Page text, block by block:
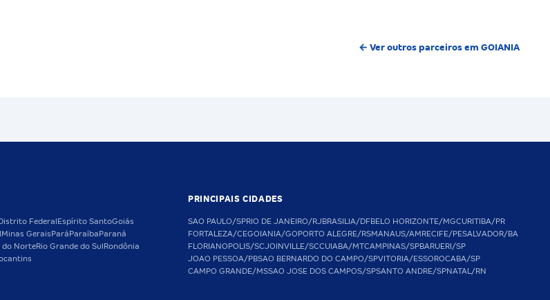
← Ver outros parceiros em GOIANIA
FederalEspírito SantoGoiás
Minas GeraisParáParaíbaParaná
do NorteRio Grande do SulRondônia
PRINCIPAIS CIDADES
SAO PAULO/SPRIO DE JANEIRO/RJBRASILIA/DFBELO HORIZONTE/MGCURITIBA/PR
FORTALEZA/CEGOIANIA/GOPORTO ALEGRE/RSMANAUS/AMRECIFE/PESALVADOR/BA
FLORIANOPOLIS/SCJOINVILLE/SCCUIABA/MTCAMPINAS/SPBARUERI/SP
JOAO PESSOA/PBSAO BERNARDO DO CAMPO/SPVITORIA/ESSOROCABA/SP
CAMPO GRANDE/MSSAO JOSE DOS CAMPOS/SPSANTO ANDRE/SPNATAL/RN